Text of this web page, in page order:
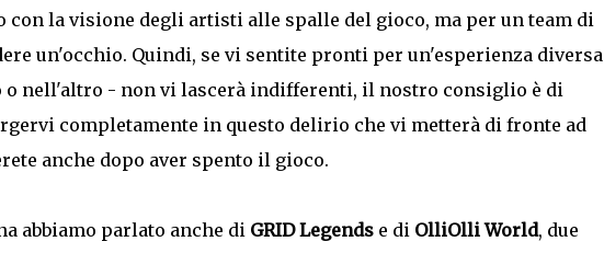
con la visione degli artisti alle spalle del gioco, ma per un team di
un'occhio. Quindi, se vi sentite pronti per un'esperienza diversa
o nell'altro - non vi lascerà indifferenti, il nostro consiglio è di
completamente in questo delirio che vi metterà di fronte ad
anche dopo aver spento il gioco.
abbiamo parlato anche di GRID Legendse di OlliOlli World, due